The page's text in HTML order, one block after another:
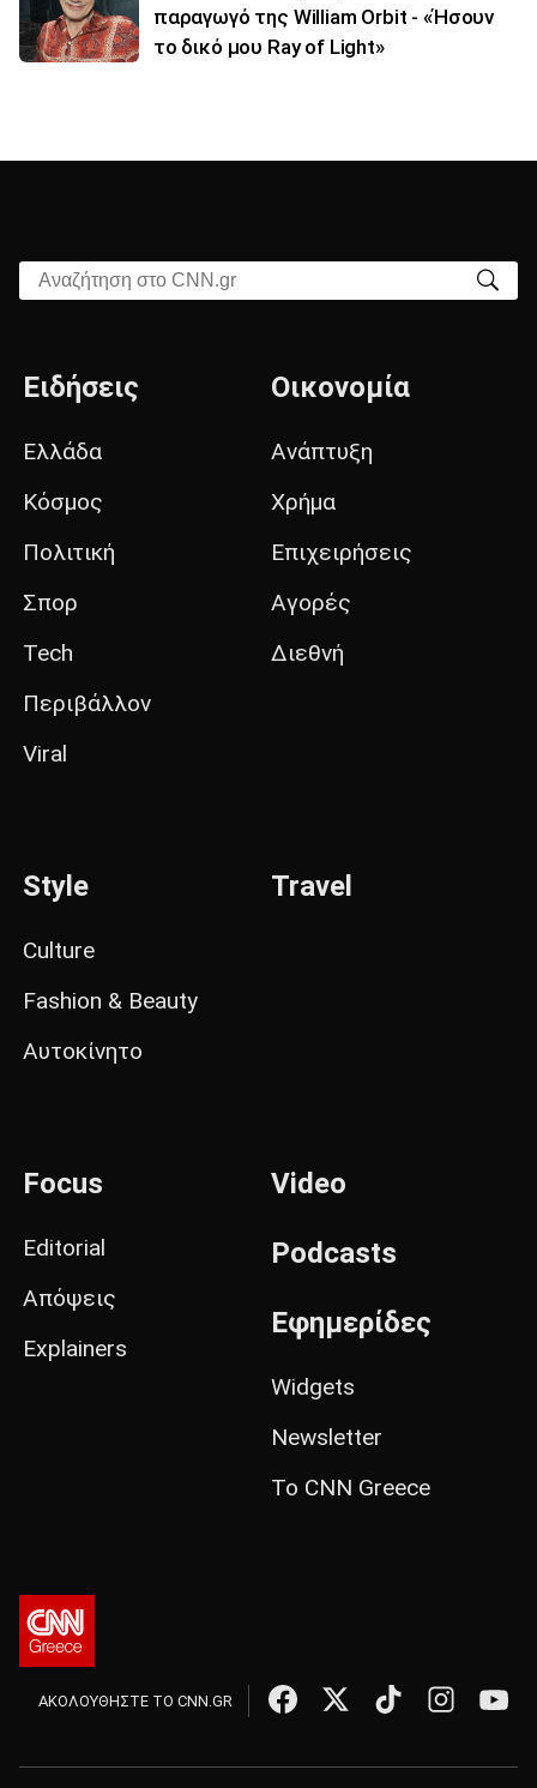
παραγωγό της William Orbit - «Ήσουν
το δικό μου Ray of Light»
Αναζήτηση στο CNN.gr
Ειδήσεις
Ελλάδα
Κόσμος
Πολιτική
Σπορ
Tech
Περιβάλλον
Viral
Οικονομία
Ανάπτυξη
Χρήμα
Επιχειρήσεις
Αγορές
Διεθνή
Style
Culture
Fashion & Beauty
Αυτοκίνητο
Travel
Focus
Editorial
Απόψεις
Explainers
Video
Podcasts
Εφημερίδες
Widgets
Newsletter
Το CNN Greece
ΑΚΟΛΟΥΘΗΣΤΕ ΤΟ CNN.GR